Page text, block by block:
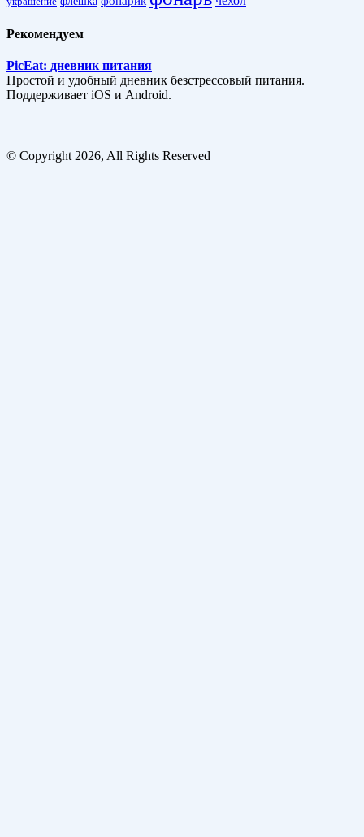
Рекомендуем
PicEat: дневник питания
Простой и удобный дневник безстрессовый питания.
Поддерживает iOS и Android.
© Copyright 2026, All Rights Reserved